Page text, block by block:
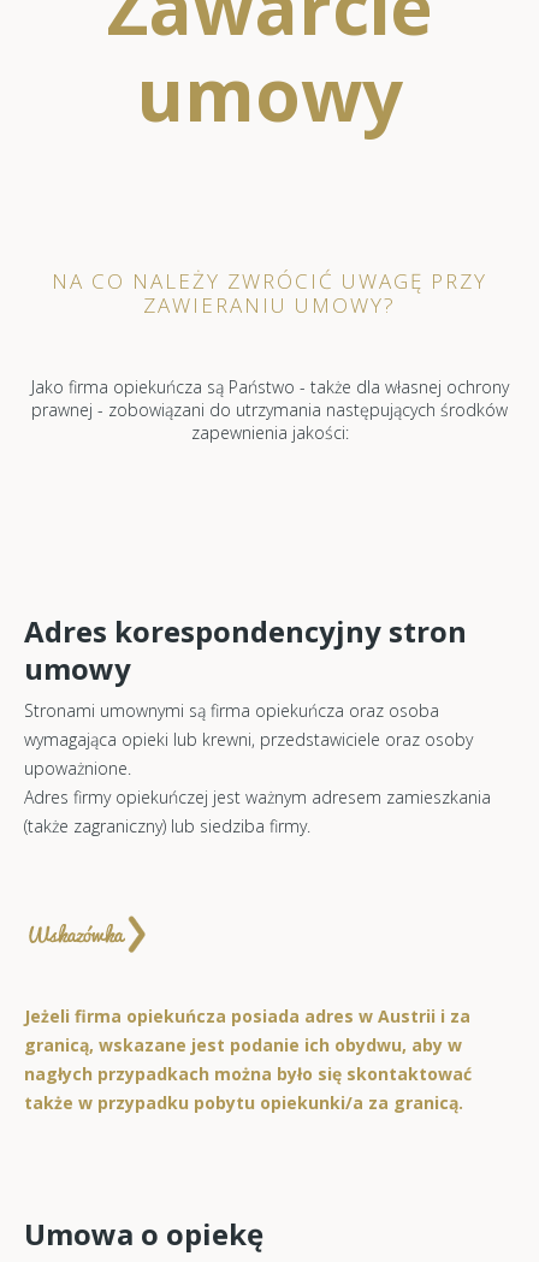
umowy
NA CO NALEŻY ZWRÓCIĆ UWAGĘ PRZY
ZAWIERANIU UMOWY?
Jako firma opiekuńcza są Państwo - także dla własnej ochrony
prawnej - zobowiązani do utrzymania następujących środków
zapewnienia jakości:
Adres korespondencyjny stron
umowy
Stronami umownymi są firma opiekuńcza oraz osoba
wymagająca opieki lub krewni, przedstawiciele oraz osoby
upoważnione.
Adres firmy opiekuńczej jest ważnym adresem zamieszkania
(także zagraniczny) lub siedziba firmy.
Jeżeli firma opiekuńcza posiada adres w Austrii i za
granicą, wskazane jest podanie ich obydwu, aby w
nagłych przypadkach można było się skontaktować
także w przypadku pobytu opiekunki/a za granicą.
Umowa o opiekę